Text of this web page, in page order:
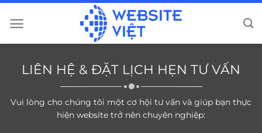
qua
nội
LIÊN HỆ & ĐẶT LỊCH HẸN TƯ VẤN
Vui lòng cho chúng tôi một cơ hội tư vấn và giúp bạn thực
hiện website trở nên chuyên nghiệp: